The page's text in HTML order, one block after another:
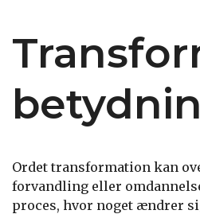
Ordet transformation kan
forvandling eller
proces, hvor noget ændrer